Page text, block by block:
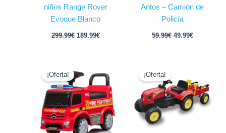
niños Range Rover
Evoque Blanco
299.99€ 189.99€
Antos – Camión de
Policía
59.99€ 49.99€
¡Oferta!
precio
original
era:
59.99€.
precio
actual
es:
49.99€.
¡Oferta!
original
era:
109.99€.
actual
es:
89.99€.